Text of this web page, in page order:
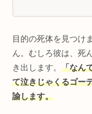
目的の死体を見つけ
ん。むしろ彼は、死
き出します。 「なん
て泣きじゃくるゴー
諭します。